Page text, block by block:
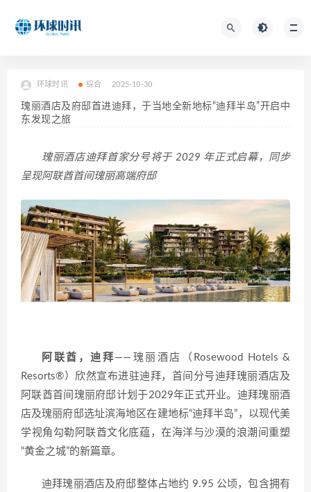
环球时讯 综合 2025-10-30
瑰丽酒店及府邸首进迪拜，于当地全新地标“迪拜半岛”开启中
东发现之旅
瑰丽酒店迪拜首家分号将于 2029 年正式启幕，同步
呈现阿联酋首间瑰丽高端府邸
阿联酋，迪拜 ——瑰丽酒店（Rosewood Hotels &
Resorts®）欣然宣布进驻迪拜，首间分号迪拜瑰丽酒店及
阿联酋首间瑰丽府邸计划于2029年正式开业。迪拜瑰丽酒
店及瑰丽府邸选址滨海地区在建地标“迪拜半岛”，以现代美
学视角勾勒阿联酋文化底蕴，在海洋与沙漠的浪潮间重塑
“黄金之城”的新篇章。
迪拜瑰丽酒店及府邸整体占地约 9.95 公顷，包含拥有